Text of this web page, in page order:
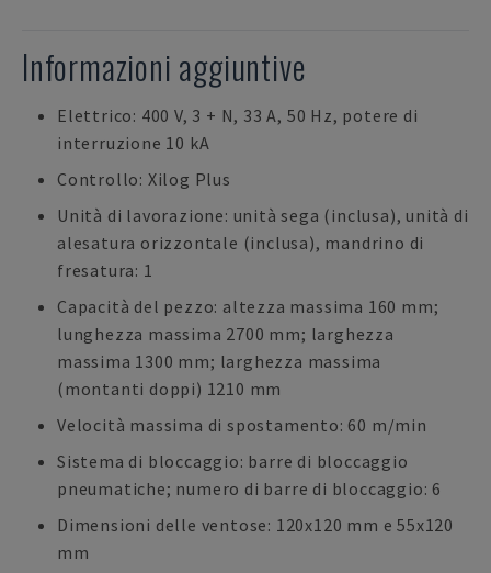
Informazioni aggiuntive
Elettrico: 400 V, 3 + N, 33 A, 50 Hz, potere di
interruzione 10 kA
Controllo: Xilog Plus
Unità di lavorazione: unità sega (inclusa), unità di
alesatura orizzontale (inclusa), mandrino di
fresatura: 1
Capacità del pezzo: altezza massima 160 mm;
lunghezza massima 2700 mm; larghezza
massima 1300 mm; larghezza massima
(montanti doppi) 1210 mm
Velocità massima di spostamento: 60 m/min
Sistema di bloccaggio: barre di bloccaggio
pneumatiche; numero di barre di bloccaggio: 6
Dimensioni delle ventose: 120x120 mm e 55x120
mm